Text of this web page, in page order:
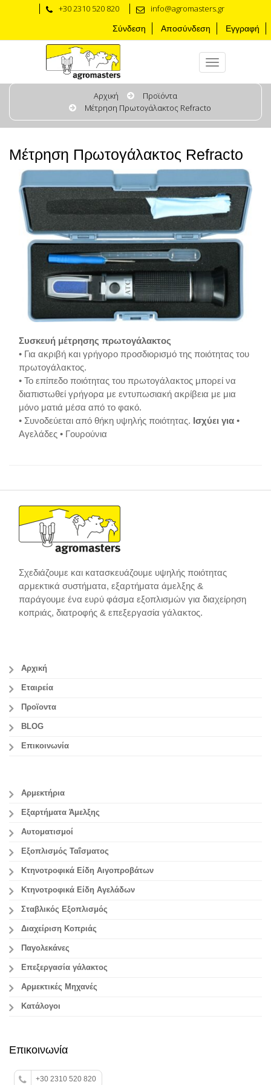
+30 2310 520 820 info@agromasters.gr
Σύνδεση Αποσύνδεση Εγγραφή
Αρχική
Προϊόντα
Μέτρηση Πρωτογάλακτος Refracto
Μέτρηση Πρωτογάλακτος Refracto
Συσκευή μέτρησης πρωτογάλακτος
• Για ακριβή και γρήγορο προσδιορισμό της ποιότητας του
πρωτογάλακτος.
• Το επίπεδο ποιότητας του πρωτογάλακτος μπορεί να
διαπιστωθεί γρήγορα με εντυπωσιακή ακρίβεια με μια
μόνο ματιά μέσα από το φακό.
• Συνοδεύεται από θήκη υψηλής ποιότητας. Ισχύει για •
Αγελάδες • Γουρούνια
Σχεδιάζουμε και κατασκευάζουμε υψηλής ποιότητας
αρμεκτικά συστήματα, εξαρτήματα άμελξης &
παράγουμε ένα ευρύ φάσμα εξοπλισμών για διαχείρηση
κοπριάς, διατροφής & επεξεργασία γάλακτος.
Αρχική
Εταιρεία
Προϊοντα
BLOG
Επικοινωνία
Αρμεκτήρια
Εξαρτήματα Άμελξης
Αυτοματισμοί
Εξοπλισμός Ταΐσματος
Κτηνοτροφικά Είδη Αιγοπροβάτων
Κτηνοτροφικά Είδη Αγελάδων
Σταβλικός Εξοπλισμός
Διαχείριση Κοπριάς
Παγολεκάνες
Επεξεργασία γάλακτος
Aρμεκτικές Μηχανές
Κατάλογοι
Επικοινωνία
+30 2310 520 820